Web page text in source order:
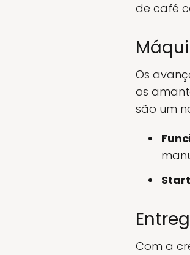
de café
Os
os
são um
Com a